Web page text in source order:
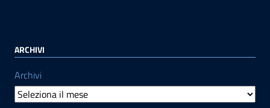
ARCHIVI
Archivi